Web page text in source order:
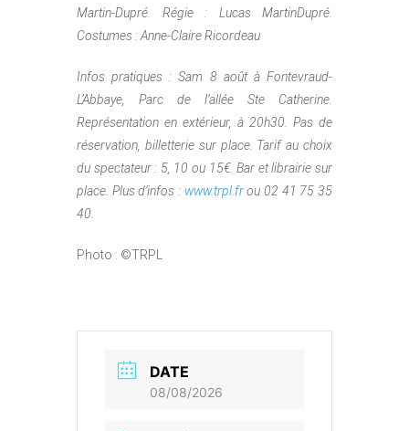
Martin-Dupré. Régie : Lucas MartinDupré.
Costumes : Anne-Claire Ricordeau
Infos pratiques : Sam 8 août à Fontevraud-
L’Abbaye, Parc de l’allée Ste Catherine.
Représentation en extérieur, à 20h30. Pas de
réservation, billetterie sur place. Tarif au choix
du spectateur : 5, 10 ou 15€. Bar et librairie sur
place. Plus d’infos : www.trpl.frou 02 41 75 35
40.
Photo : ©TRPL
DATE
08/08/2026